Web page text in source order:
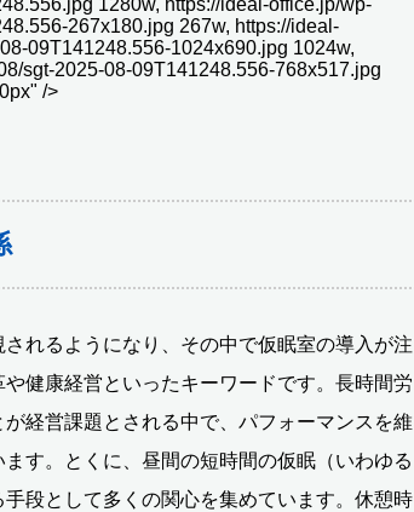
1280w, https://ideal-office.jp/wp-
267x180.jpg 267w, https://ideal-
09T141248.556-1024x690.jpg 1024w,
sgt-2025-08-09T141248.556-768x517.jpg
/>
れるようになり、その中で仮眠室の導入が注
健康経営といったキーワードです。長時間労
経営課題とされる中で、パフォーマンスを維
す。とくに、昼間の短時間の仮眠（いわゆる
段として多くの関心を集めています。休憩時